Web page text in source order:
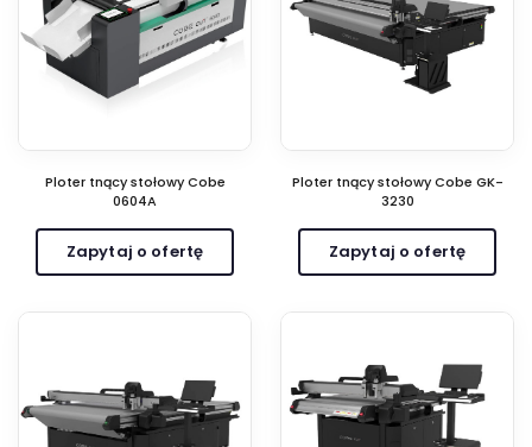
Ploter tnący stołowy Cobe
0604A
Zapytaj o ofertę
Ploter tnący stołowy Cobe GK-
3230
Zapytaj o ofertę